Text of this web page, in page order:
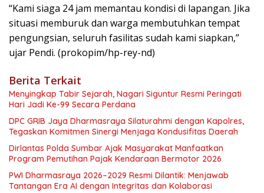
“Kami siaga 24 jam memantau kondisi di lapangan. Jika
situasi memburuk dan warga membutuhkan tempat
pengungsian, seluruh fasilitas sudah kami siapkan,”
ujar Pendi. (prokopim/hp-rey-nd)
Berita Terkait
Menyingkap Tabir Sejarah, Nagari Siguntur Resmi Peringati
Hari Jadi Ke-99 Secara Perdana
DPC GRIB Jaya Dharmasraya Silaturahmi dengan Kapolres,
Tegaskan Komitmen Sinergi Menjaga Kondusifitas Daerah
Dirlantas Polda Sumbar Ajak Masyarakat Manfaatkan
Program Pemutihan Pajak Kendaraan Bermotor 2026
PWI Dharmasraya 2026–2029 Resmi Dilantik: Menjawab
Tantangan Era AI dengan Integritas dan Kolaborasi